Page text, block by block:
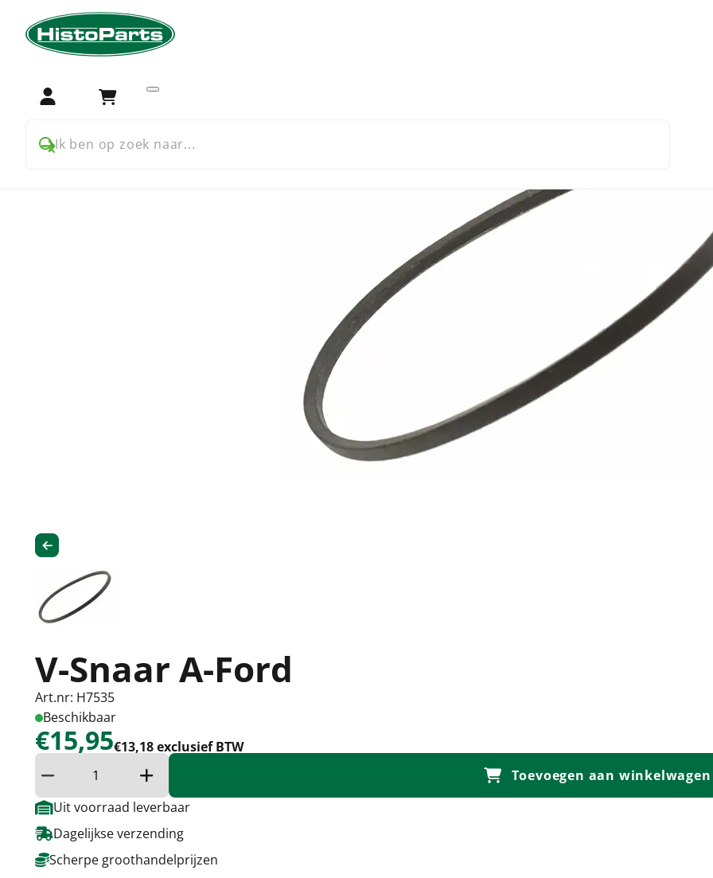
Login Winkelwagen
Ik ben op zoek naar...
Home Auto onderdelen
V-Snaar A-Ford
Art.nr: H7535
Beschikbaar
€15,95€13,18 exclusief BTW
Verminder hoeveelheid
Toevoegen aan winkelwagen
Uit voorraad leverbaar
Dagelijkse verzending
Scherpe groothandelprijzen